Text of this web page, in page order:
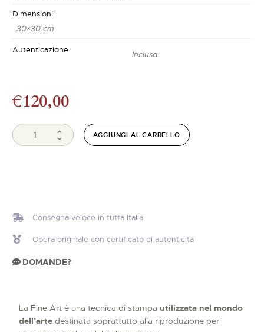
Dimensioni
30×30 cm
Autenticazione Inclusa
€120,00
AGGIUNGI AL CARRELLO
Consegna veloce in tutta Italia
Opera originale con certificato di autenticità
DOMANDE?
La Fine Art è una tecnica di stampa utilizzata nel mondo
dell’artedestinata soprattutto alla riproduzione per